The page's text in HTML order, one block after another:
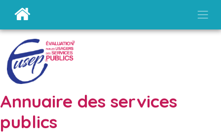
Annuaire des services
publics